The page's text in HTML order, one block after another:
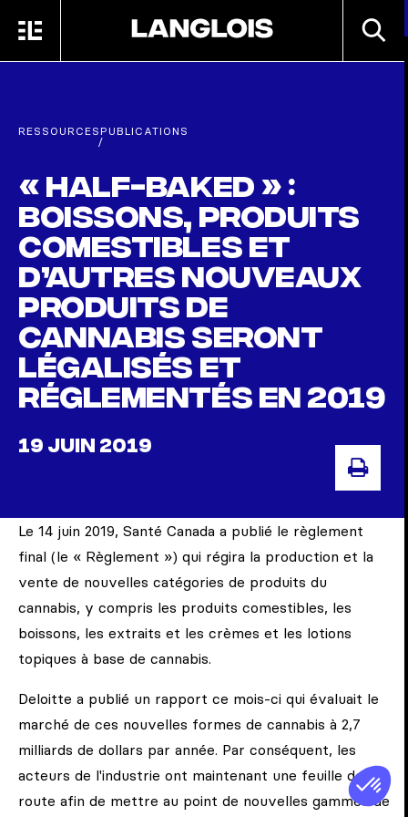
MENU
RESSOURCES
/
PUBLICATIONS
« Half-baked » :
boissons, produits
comestibles et
d’autres nouveaux
produits de
cannabis seront
légalisés et
réglementés en 2019
19 JUIN 2019
Le 14 juin 2019, Santé Canada a publié le règlement
final (le « Règlement ») qui régira la production et la
vente de nouvelles catégories de produits du
cannabis, y compris les produits comestibles, les
boissons, les extraits et les crèmes et les lotions
topiques à base de cannabis.
Deloitte a publié un rapport ce mois-ci qui évaluait le
marché de ces nouvelles formes de cannabis à 2,7
milliards de dollars par année. Par conséquent, les
acteurs de l'industrie ont maintenant une feuille de
route afin de mettre au point de nouvelles gammes de